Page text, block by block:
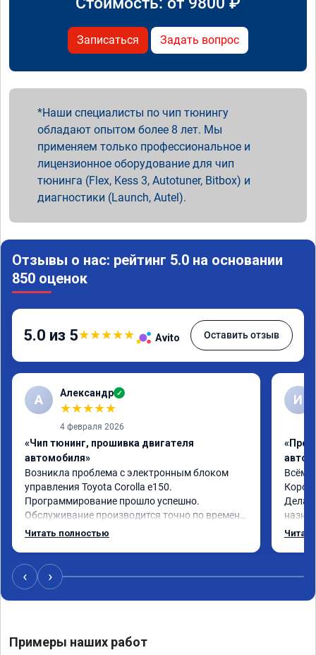
Записаться Задать вопрос
Наши специалисты по чип тюнингу
обладают опытом более 8 лет. Мы
применяем только профессиональное и
лицензионное оборудование для чип
тюнинга (Flex, Kess 3, Autotuner, Bitbox) и
диагностики (Launch, Autel).
Отзывы о нас: рейтинг 5.0 на основании
850 оценок
5.0 из 5★★★★★ Avito Оставить отзыв
А Александр ✓
★★★★★
4 февраля 2026
«Чип тюнинг, прошивка двигателя
автомобиля»
Возникла проблема с электронным блоком
управления Toyota Corolla e150.
Программирование прошло успешно.
Обслуживание производится точно по времени
записи, без задержек. Работой сервиса
Читать полностью
И
Всём
Делал
‹ ›
Примеры наших работ